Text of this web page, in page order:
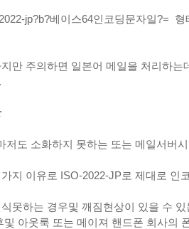
jp?b?베이스64인코딩문자일?=
만 주의하면 일본어 메일을 처리하는
저도 소화하지 못하는 또는 메일서버
지 이유로 ISO-2022-JP로 제대로 인
못하는 경우및 깨짐현상이 있을 수
및 아웃룩 또는 메이져 핸드폰 회사의